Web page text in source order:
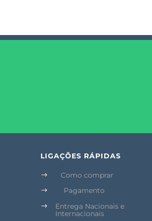
LIGAÇÕES RÁPIDAS
$ Como comprar
$ Pagamento
$
Entrega Nacionais e
Internacionais